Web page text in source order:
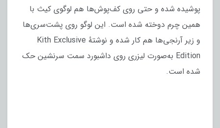
پوشیده شده و حتی روی کف‌پوش‌ها هم لوگوی کیث با
همین چرم دوخته شده است. این لوگو روی پشت‌سری‌ها
و زیر آرنجی‌ها هم کار شده و نوشتهٔ Kith Exclusive
Edition به‌صورت لیزری روی داشبورد سمت سرنشین حک
شده است.